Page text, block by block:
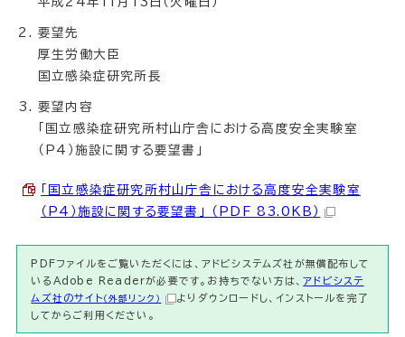
要望先
厚生労働大臣
国立感染症研究所長
要望内容
「国立感染症研究所村山庁舎における高度安全実験室
（P4）施設に関する要望書」
「国立感染症研究所村山庁舎における高度安全実験室
（P4）施設に関する要望書」 （PDF 83.0KB）
PDFファイルをご覧いただくには、アドビシステムズ社が無償配布して
いるAdobe Readerが必要です。お持ちでない方は、アドビシステ
ムズ社のサイト （外部リンク）
よりダウンロードし、インストールを完了
してからご利用ください。